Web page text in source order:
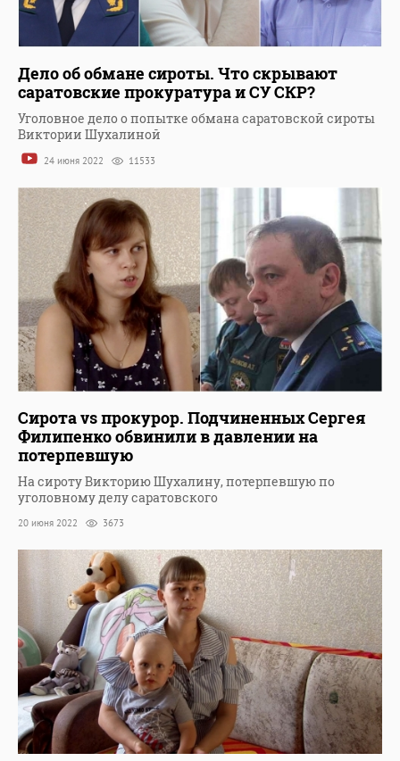
Дело об обмане сироты. Что скрывают
саратовские прокуратура и СУ СКР?
Уголовное дело о попытке обмана саратовской сироты
Виктории Шухалиной
24 июня 2022 11533
Сирота vs прокурор. Подчиненных Сергея
Филипенко обвинили в давлении на
потерпевшую
На сироту Викторию Шухалину, потерпевшую по
уголовному делу саратовского
20 июня 2022 3673